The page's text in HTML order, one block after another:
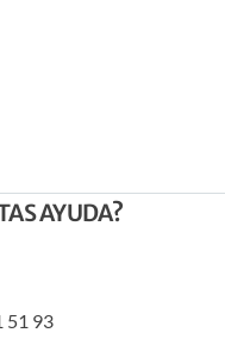
AYUDA?
51 93